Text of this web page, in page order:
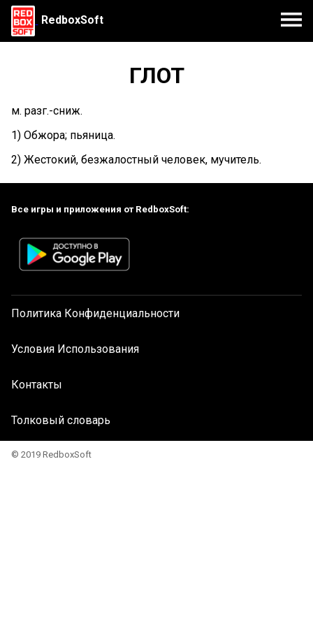
RedboxSoft
ГЛОТ
м. разг.-сниж.
1) Обжора; пьяница.
2) Жестокий, безжалостный человек, мучитель.
Все игры и приложения от RedboxSoft:
Политика Конфиденциальности
Условия Использования
Контакты
Толковый словарь
© 2019 RedboxSoft